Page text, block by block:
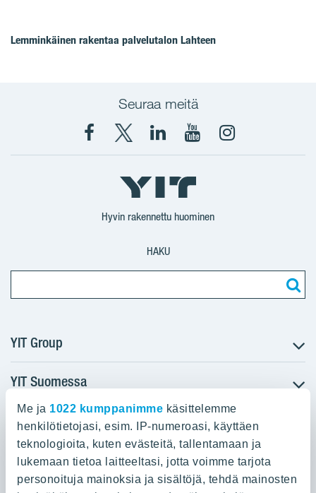
Me ja 1022 kumppanimme käsittelemme
henkilötietojasi, esim. IP-numeroasi, käyttäen
teknologioita, kuten evästeitä, tallentamaan ja
lukemaan tietoa laitteeltasi, jotta voimme tarjota
personoituja mainoksia ja sisältöjä, tehdä mainosten
Lemminkäinen rakentaa palvelutalon Lahteen
Seuraa meitä
Facebook
X
YIT
Suomi
YIT
Corporation
YIT
Corporation
Instagram
Hyvin rakennettu huominen
HAKU
YIT Group
Tietoa YIT:stä
Töihin meille
Sijoittajat
Projektit
Vastuullisuus
YIT Suomessa
Myytävät asunnot
Vuokrattavat toimitilat
Kiinteistösijoittaminen
Infrarakentaminen
YIT:n pääkonttori
Panuntie 11, PL 36, 00620 Helsinki
020 433 111